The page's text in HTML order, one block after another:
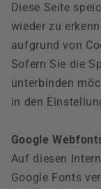
Diese Seite
wieder zu
aufgrund von
Sofern Sie die
unterbinden
in den
Google
Auf diesen
Google Fonts